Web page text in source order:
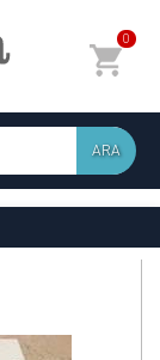
0
ARA